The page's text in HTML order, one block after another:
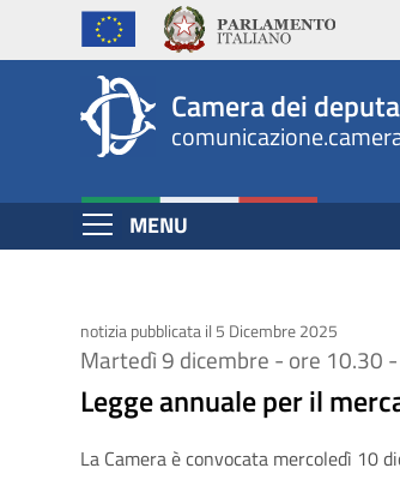
principale
Legge
annuale
mercato
e
concorrenza
2025
Camera dei
MENU
Espandi
Contenuto
notizia pubblicata il 5 Dicembre 2025
Martedì 9 dicembre - ore 10.30
Legge annuale per il
La Camera è convocata mercoledì 10